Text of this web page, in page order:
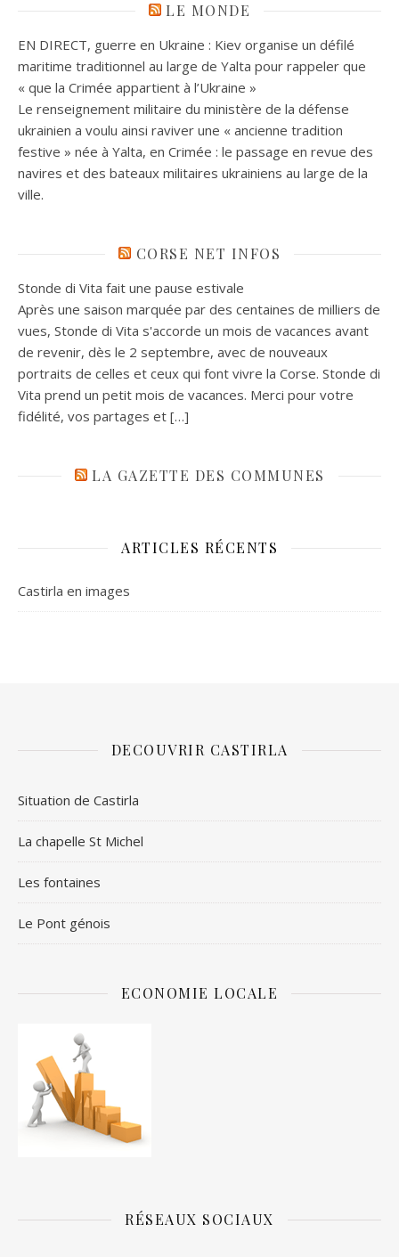
LE MONDE
EN DIRECT, guerre en Ukraine : Kiev organise un défilé
maritime traditionnel au large de Yalta pour rappeler que
« que la Crimée appartient à l’Ukraine »
Le renseignement militaire du ministère de la défense
ukrainien a voulu ainsi raviver une « ancienne tradition
festive » née à Yalta, en Crimée : le passage en revue des
navires et des bateaux militaires ukrainiens au large de la
ville.
CORSE NET INFOS
Stonde di Vita fait une pause estivale
Après une saison marquée par des centaines de milliers de
vues, Stonde di Vita s'accorde un mois de vacances avant
de revenir, dès le 2 septembre, avec de nouveaux
portraits de celles et ceux qui font vivre la Corse. Stonde di
Vita prend un petit mois de vacances. Merci pour votre
fidélité, vos partages et […]
LA GAZETTE DES COMMUNES
ARTICLES RÉCENTS
Castirla en images
DECOUVRIR CASTIRLA
Situation de Castirla
La chapelle St Michel
Les fontaines
Le Pont génois
ECONOMIE LOCALE
RÉSEAUX SOCIAUX